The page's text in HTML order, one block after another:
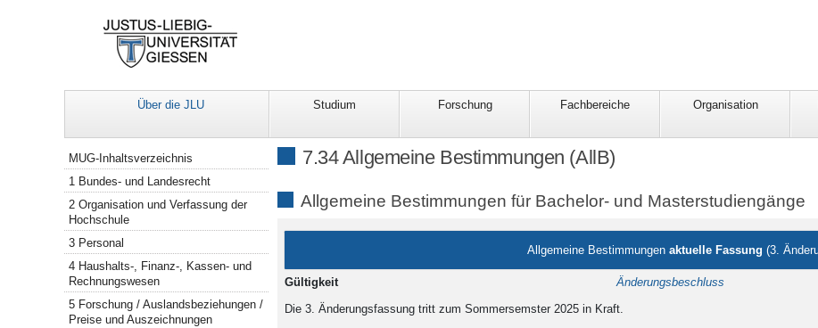
Über die JLU Studium Forschung Fachbereiche Organisation
7.34 Allgemeine Bestimmungen (AllB)
Allgemeine Bestimmungen für Bachelor- und Masterstudiengänge
Allgemeine Bestimmungen aktuelle Fassung (3.
Gültigkeit
Änderungsbeschluss
Die 3. Änderungsfassung tritt zum Sommersemster 2025 in Kraft.
Navigation
MUG-Inhaltsverzeichnis
1 Bundes- und Landesrecht
2 Organisation und Verfassung der
Hochschule
3 Personal
4 Haushalts-, Finanz-, Kassen- und
Rechnungswesen
5 Forschung / Auslandsbeziehungen /
Preise und Auszeichnungen